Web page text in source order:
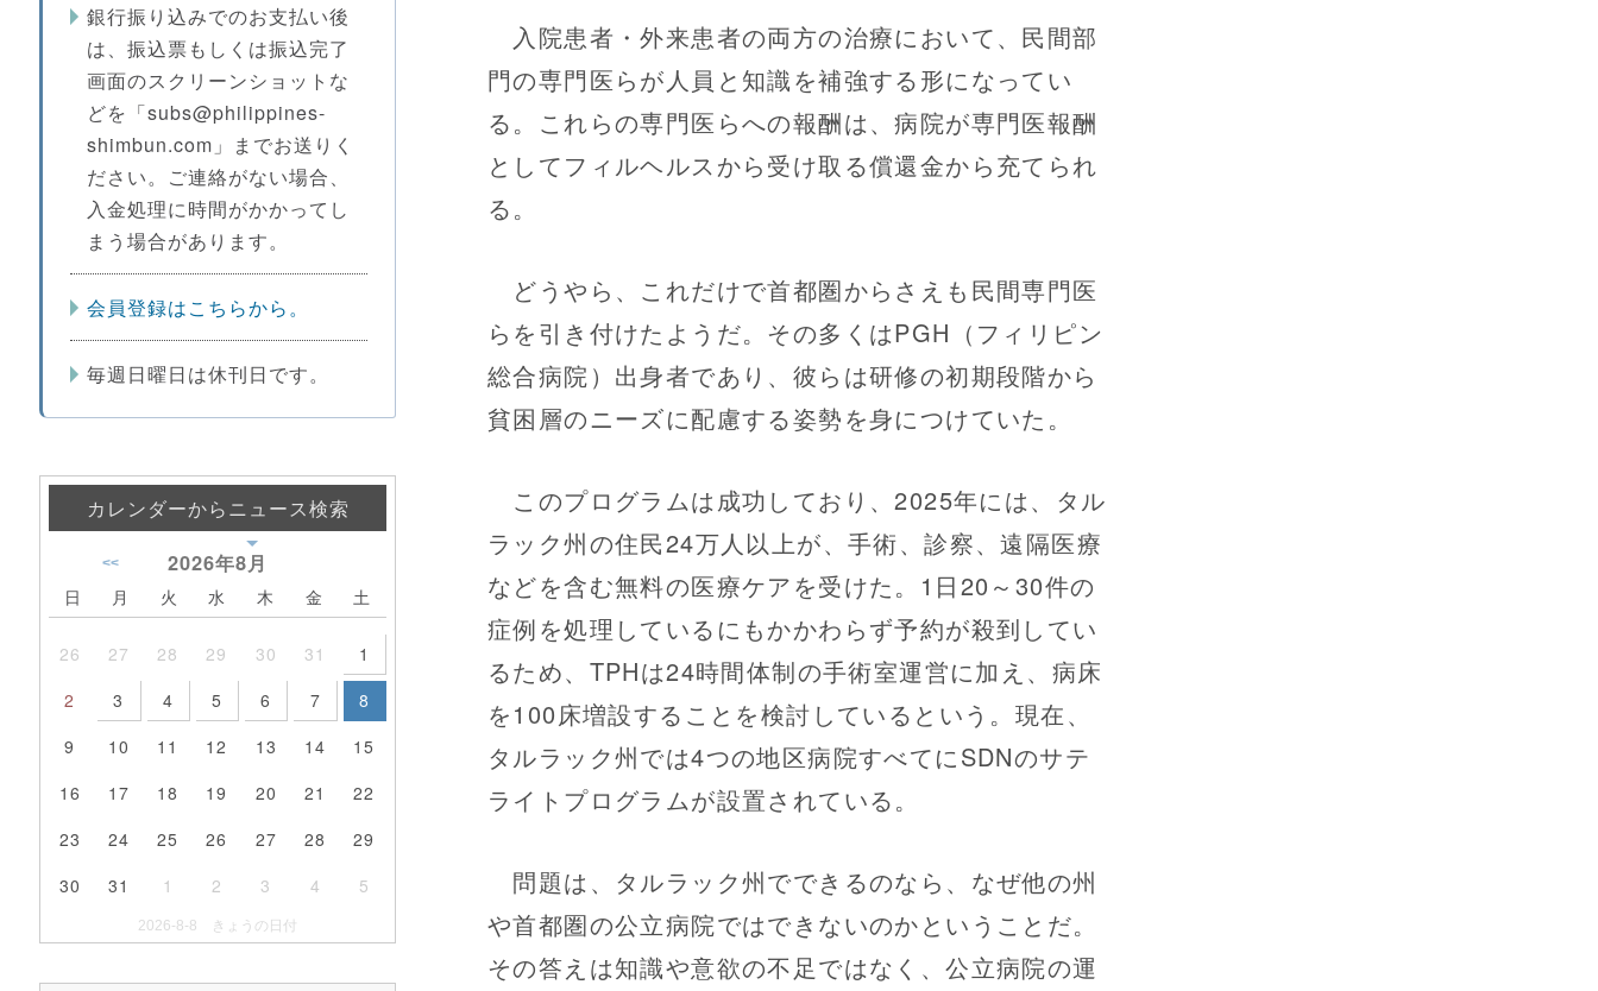
銀行振り込みでのお支払い後
は、振込票もしくは振込完了
画面のスクリーンショットな
どを「subs@philippines-
shimbun.com」までお送りく
ださい。ご連絡がない場合、
入金処理に時間がかかってし
まう場合があります。
会員登録はこちらから。
毎週日曜日は休刊日です。
カレンダーからニュース検索
2026年8月
<<
日 月 火 水 木 金 土
26 27 28 29 30 31
1
2
3 4 5 6 7
8
9
10 11 12 13 14
15
16
17 18 19 20 21
22
23
24 25 26 27 28
29
30
31 1 2 3 4 5
2026-8-8 きょうの日付
入院患者・外来患者の両方の治療において、民間部
門の専門医らが人員と知識を補強する形になってい
る。これらの専門医らへの報酬は、病院が専門医報酬
としてフィルヘルスから受け取る償還金から充てられ
る。
どうやら、これだけで首都圏からさえも民間専門医
らを引き付けたようだ。その多くはPGH（フィリピン
総合病院）出身者であり、彼らは研修の初期段階から
貧困層のニーズに配慮する姿勢を身につけていた。
このプログラムは成功しており、2025年には、タル
ラック州の住民24万人以上が、手術、診察、遠隔医療
などを含む無料の医療ケアを受けた。1日20～30件の
症例を処理しているにもかかわらず予約が殺到してい
るため、TPHは24時間体制の手術室運営に加え、病床
を100床増設することを検討しているという。現在、
タルラック州では4つの地区病院すべてにSDNのサテ
ライトプログラムが設置されている。
問題は、タルラック州でできるのなら、なぜ他の州
や首都圏の公立病院ではできないのかということだ。
その答えは知識や意欲の不足ではなく、公立病院の運